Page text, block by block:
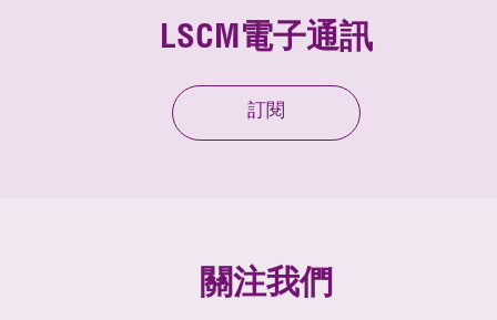
LSCM電子通訊
訂閱
關注我們